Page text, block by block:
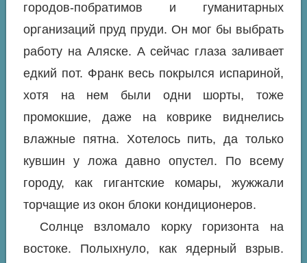
городов-побратимов и гуманитарных
организаций пруд пруди. Он мог бы выбрать
работу на Аляске. А сейчас глаза заливает
едкий пот. Франк весь покрылся испариной,
хотя на нем были одни шорты, тоже
промокшие, даже на коврике виднелись
влажные пятна. Хотелось пить, да только
кувшин у ложа давно опустел. По всему
городу, как гигантские комары, жужжали
торчащие из окон блоки кондиционеров.
Солнце взломало корку горизонта на
востоке. Полыхнуло, как ядерный взрыв.